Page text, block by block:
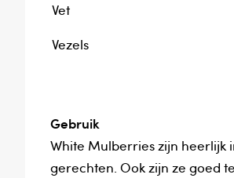
Vet
Vezels
Gebruik
White Mulberries zijn heerlijk
gerechten. Ook zijn ze goed